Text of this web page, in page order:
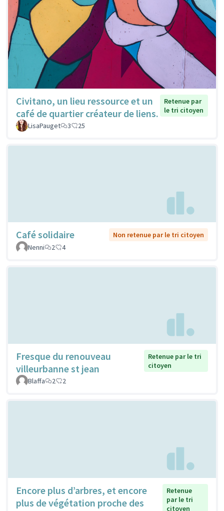
Civitano, un lieu ressource et un
café de quartier créateur de liens.
Retenue par
le tri citoyen
LisaPauget
3 25
Café solidaire
Non retenue par le tri citoyen
Nenni
2 4
Fresque du renouveau
villeurbanne st jean
Retenue par le tri
citoyen
Blaffa
2 2
Encore plus d’arbres, et encore
plus de végétation proche des
Retenue
par le tri
citoyen